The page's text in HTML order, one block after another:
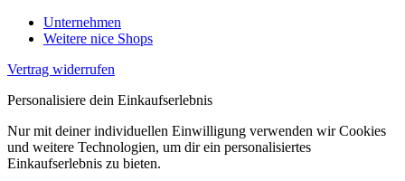
Unternehmen
Weitere nice Shops
Vertrag widerrufen
Personalisiere dein Einkaufserlebnis
Nur mit deiner individuellen Einwilligung verwenden wir Cookies
und weitere Technologien, um dir ein personalisiertes
Einkaufserlebnis zu bieten.